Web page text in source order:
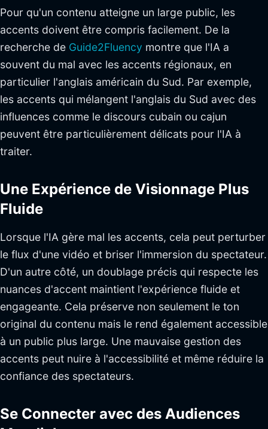
Pour qu'un contenu atteigne un large public, les
accents doivent être compris facilement. De la
recherche de Guide2Fluency montre que l'IA a
souvent du mal avec les accents régionaux, en
particulier l'anglais américain du Sud. Par exemple,
les accents qui mélangent l'anglais du Sud avec des
influences comme le discours cubain ou cajun
peuvent être particulièrement délicats pour l'IA à
traiter.
Une Expérience de Visionnage Plus
Fluide
Lorsque l'IA gère mal les accents, cela peut perturber
le flux d'une vidéo et briser l'immersion du spectateur.
D'un autre côté, un doublage précis qui respecte les
nuances d'accent maintient l'expérience fluide et
engageante. Cela préserve non seulement le ton
original du contenu mais le rend également accessible
à un public plus large. Une mauvaise gestion des
accents peut nuire à l'accessibilité et même réduire la
confiance des spectateurs.
Se Connecter avec des Audiences